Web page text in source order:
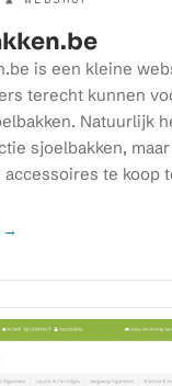
is een kleine
terecht kunnen
Natuurlijk
sjoelbakken,
te koop
→